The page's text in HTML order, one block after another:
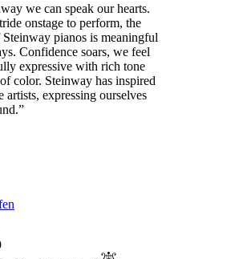
we can speak our hearts.
onstage to perform, the
Steinway pianos is meaningful
Confidence soars, we feel
expressive with rich tone
color. Steinway has inspired
artists, expressing ourselves